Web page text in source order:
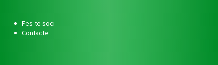
Fes-te soci
Contacte